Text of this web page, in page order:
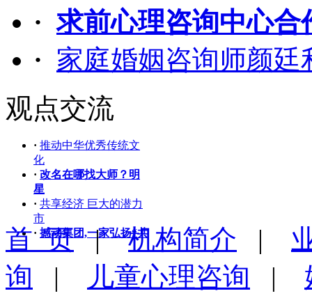
· 求前心理咨询中心合
· 家庭婚姻咨询师颜廷
观点交流
· 推动中华优秀传统文
化
· 改名在哪找大师？明
星
· 共享经济 巨大的潜力
市
· 撼动集团,一家弘扬“共
首 页|机构简介 |
询 | 儿童心理咨询 |